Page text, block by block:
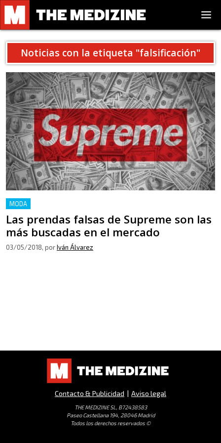
Noticias con la etiqueta "falsificación"
MODA
Las prendas falsas de Supreme son las
más buscadas en el mercado
03/05/2018, porIván Álvarez
Contacto & Publicidad | Aviso legal
THE MEDIZINE SL, B72438583
Paseo Castellana 194, 28046 Madrid
Todos los derechos reservados ©